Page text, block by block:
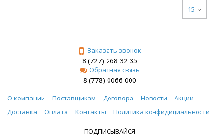
15
Заказать звонок
8 (727) 268 32 35
Обратная связь
8 (778) 0066 000
О компании Поставщикам Договора Новости
Акции
Доставка
Оплата Контакты Политика конфидициальности
ПОДПИСЫВАЙСЯ